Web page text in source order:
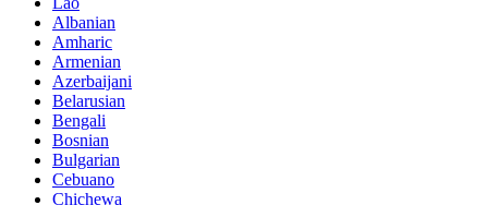
Albanian
Amharic
Armenian
Azerbaijani
Belarusian
Bengali
Bosnian
Bulgarian
Cebuano
Chichewa